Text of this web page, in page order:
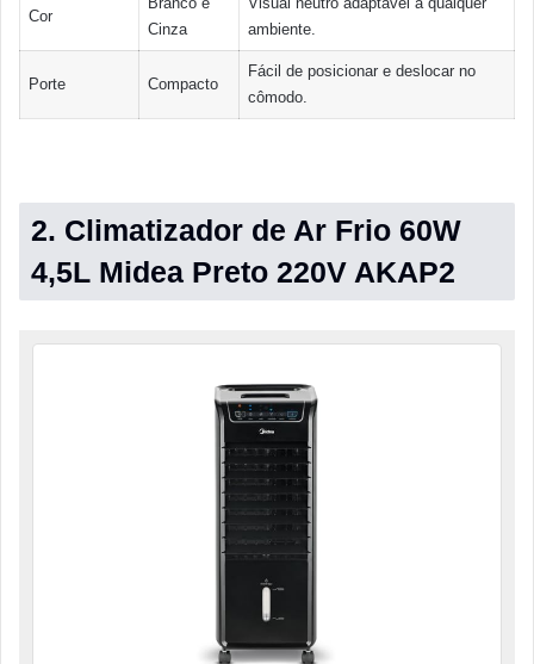
Cor
Cinza
ambiente.
Porte Compacto
Fácil de posicionar e deslocar no
cômodo.
2. Climatizador de Ar Frio 60W
4,5L Midea Preto 220V AKAP2